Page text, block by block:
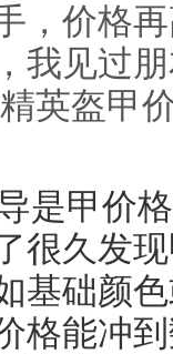
，价格
我见过
英盔甲
是甲价
很久发
基础颜
格能冲